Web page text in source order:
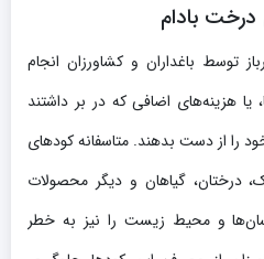
درخت بادام
توسط باغداران و کشاورزان انجام
یا هزینه‌های اضافی که در بر داشتند
را از دست بدهند. متاسفانه کودهای
درختان، گیاهان و دیگر محصولات
و محیط زیست را نیز به خطر